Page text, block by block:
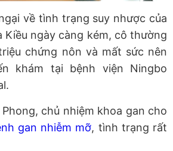
về tình trạng suy nhược của
Kiều ngày càng kém, cô thường
chứng nôn và mất sức nên
khám tại bệnh viện Ningbo
chủ nhiệm khoa gan cho
gan nhiễm mỡ, tình trạng rất